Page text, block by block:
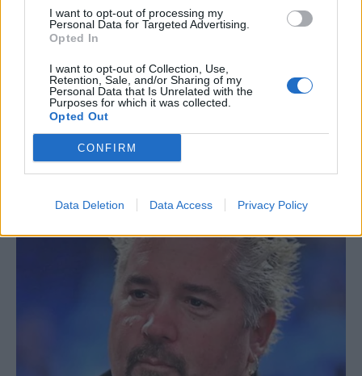
I want to opt-out of processing my
Personal Data for Targeted Advertising.
Opted In
I want to opt-out of Collection, Use,
Retention, Sale, and/or Sharing of my
Personal Data that Is Unrelated with the
Purposes for which it was collected.
Opted Out
CONFIRM
Data Deletion Data Access Privacy Policy